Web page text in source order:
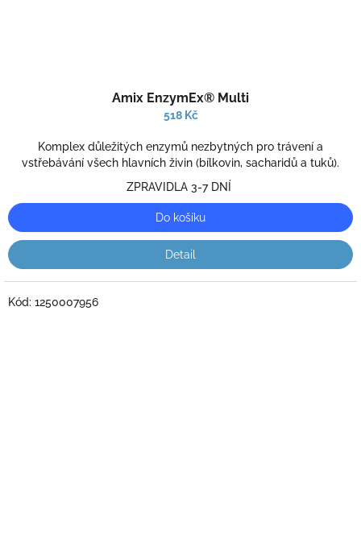
hodnocení
produktu
3,0
z
hvězdiček.
Amix EnzymEx® Multi
518 Kč
Komplex důležitých enzymů nezbytných pro trávení a
vstřebávání všech hlavních živin (bílkovin, sacharidů a tuků).
ZPRAVIDLA 3-7 DNÍ
Do košíku
Detail
Kód: 1250007956